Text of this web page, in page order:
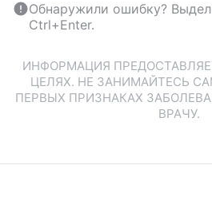
Обнаружили ошибку?
Ctrl+Enter.
ИНФОРМАЦИЯ
ЦЕЛЯХ. НЕ ЗАНИМАЙТЕСЬ
ПЕРВЫХ ПРИЗНАКАХ
ВРАЧУ.